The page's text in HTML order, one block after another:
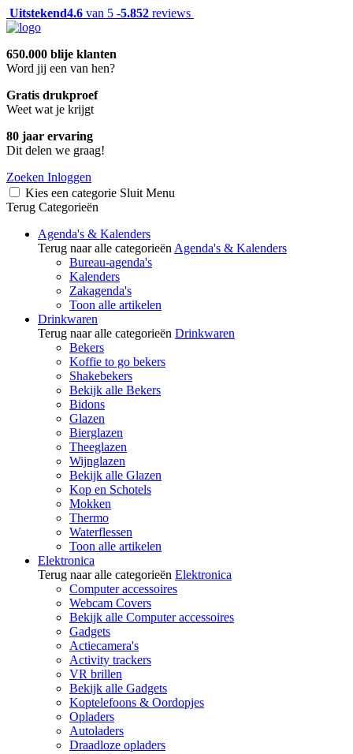
Uitstekend4.6 van 5 -5.852 reviews
650.000 blije klanten
Word jij een van hen?
Gratis drukproef
Weet wat je krijgt
80 jaar ervaring
Dit delen we graag!
Zoeken Inloggen
Kies een categorie Sluit Menu
Terug Categorieën
Agenda's & Kalenders
Terug naar alle categorieën Agenda's & Kalenders
Bureau-agenda's
Kalenders
Zakagenda's
Toon alle artikelen
Drinkwaren
Terug naar alle categorieën Drinkwaren
Bekers
Koffie to go bekers
Shakebekers
Bekijk alle Bekers
Bidons
Glazen
Bierglazen
Theeglazen
Wijnglazen
Bekijk alle Glazen
Kop en Schotels
Mokken
Thermo
Waterflessen
Toon alle artikelen
Elektronica
Terug naar alle categorieën Elektronica
Computer accessoires
Webcam Covers
Bekijk alle Computer accessoires
Gadgets
Actiecamera's
Activity trackers
VR brillen
Bekijk alle Gadgets
Koptelefoons & Oordopjes
Opladers
Autoladers
Draadloze opladers